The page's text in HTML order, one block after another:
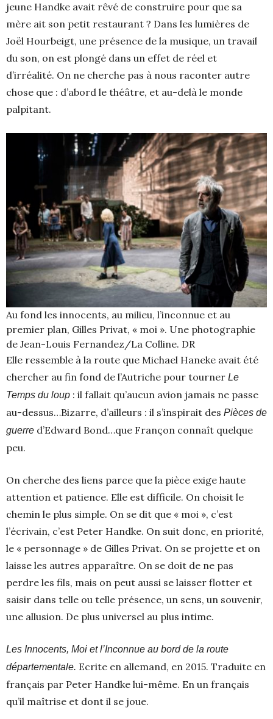
jeune Handke avait rêvé de construire pour que sa
mère ait son petit restaurant ? Dans les lumières de
Joël Hourbeigt, une présence de la musique, un travail
du son, on est plongé dans un effet de réel et
d’irréalité. On ne cherche pas à nous raconter autre
chose que : d’abord le théâtre, et au-delà le monde
palpitant.
Au fond les innocents, au milieu, l’inconnue et au
premier plan, Gilles Privat, « moi ». Une photographie
de Jean-Louis Fernandez/La Colline. DR
Elle ressemble à la route que Michael Haneke avait été
chercher au fin fond de l’Autriche pour tourner Le
Temps du loup : il fallait qu’aucun avion jamais ne passe
au-dessus…Bizarre, d’ailleurs : il s’inspirait des Pièces de
guerre d’Edward Bond…que Françon connaît quelque
peu.
On cherche des liens parce que la pièce exige haute
attention et patience. Elle est difficile. On choisit le
chemin le plus simple. On se dit que « moi », c’est
l’écrivain, c’est Peter Handke. On suit donc, en priorité,
le « personnage » de Gilles Privat. On se projette et on
laisse les autres apparaître. On se doit de ne pas
perdre les fils, mais on peut aussi se laisser flotter et
saisir dans telle ou telle présence, un sens, un souvenir,
une allusion. De plus universel au plus intime.
Les Innocents, Moi et l’Inconnue au bord de la route
départementale. Ecrite en allemand, en 2015. Traduite en
français par Peter Handke lui-même. En un français
qu’il maîtrise et dont il se joue.